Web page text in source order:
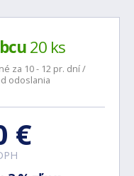
20 ks
za 10 - 12 pr. dní /
odoslania
€